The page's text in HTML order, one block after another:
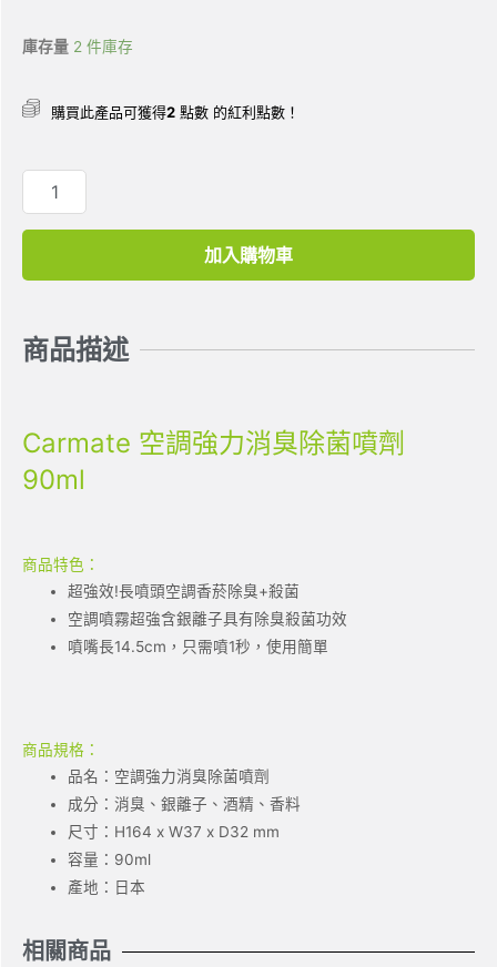
庫存量 2 件庫存
購買此產品可獲得2 點數 的紅利點數！
加入購物車
商品描述
Carmate 空調強力消臭除菌噴劑
90ml
商品特色：
超強效!長噴頭空調香菸除臭+殺菌
空調噴霧超強含銀離子具有除臭殺菌功效
噴嘴長14.5cm，只需噴1秒，使用簡單
商品規格：
品名：空調強力消臭除菌噴劑
成分：消臭、銀離子、酒精、香料
尺寸：H164 x W37 x D32 mm
容量：90ml
產地：日本
相關商品